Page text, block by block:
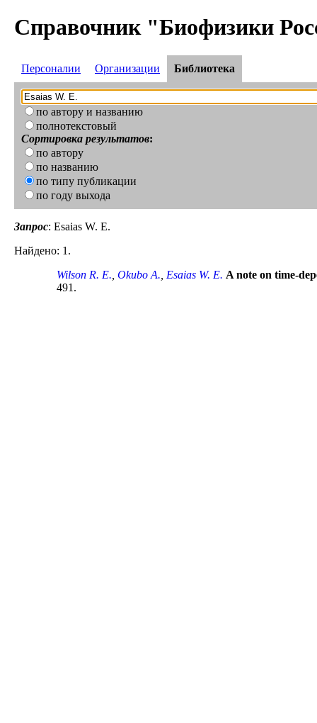
Справочник "Биофизики
Персоналии Организации Библиотека
по автору и названию
полнотекстовый
Сортировка результатов:
по автору
по названию
по типу публикации
по году выхода
Запрос: Esaias W. E.
Найдено: 1.
Wilson R. E., Okubo A., Esaias W. E. A note on time-
491.